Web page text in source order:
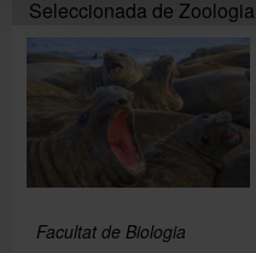
Seleccionada de Zoologia
Facultat de Biologia